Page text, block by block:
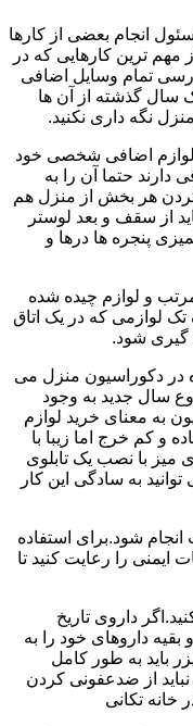
انجام بعضی از کارها
مهم ترین کارهایی که در
تمام وسایل اضافی
سال گذشته از آن ها
منزل نگه داری نکنید.
و لوازم اضافی شخصی خود
حتما آن را به
کردن هر بخش از منزل هم
از سقف و بعد لوستر
پنجره ها درها و
و لوازم چیده شده
لوازمی که در یک اتاق
گیری شود.
در دکوراسیون منزل می
سال جدید به وجود
به معنای خرید لوازم
و کم خرج اما زیبا با
میز با نصب یک تابلوی
به سادگی این کار
شود.برای استفاده
ایمنی را رعایت کنید تا
داروی تاریخ
داروهای خود را به
باید به طور کامل
از ضدعفونی کردن
تکانی